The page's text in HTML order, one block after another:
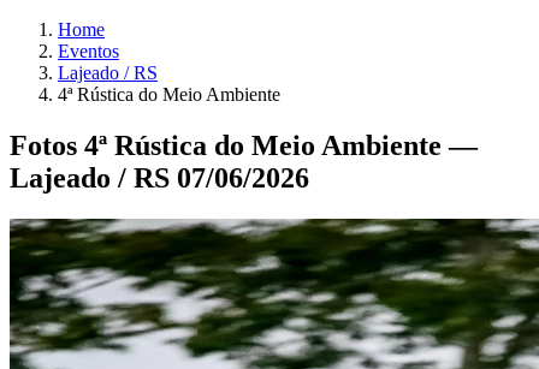
Home
Eventos
Lajeado / RS
4ª Rústica do Meio Ambiente
Fotos 4ª Rústica do Meio Ambiente —
Lajeado / RS 07/06/2026